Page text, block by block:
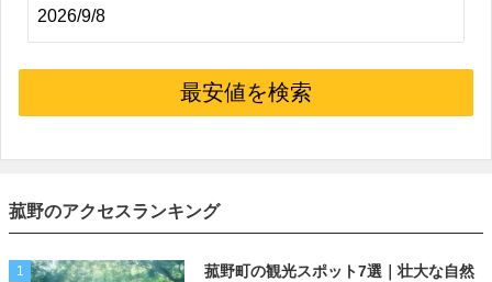
最安値を検索
菰野のアクセスランキング
1
菰野町の観光スポット7選｜壮大な自然